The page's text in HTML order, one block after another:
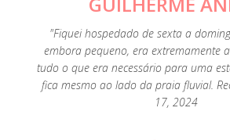
"Fiquei hospedado de sexta a
embora pequeno, era extremamente
tudo o que era necessário para uma
fica mesmo ao lado da praia fluvial.
17, 2024